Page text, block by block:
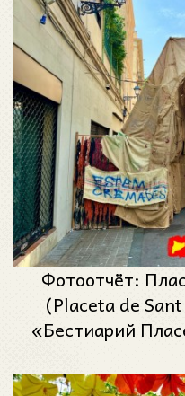
Фотоотчёт:
(Placeta de
«Бестиарий
(Festa